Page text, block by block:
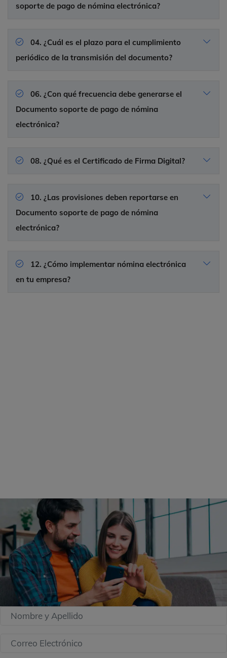
soporte de pago de nómina electrónica?
04. ¿Cuál es el plazo para el cumplimiento
periódico de la transmisión del documento?
06. ¿Con qué frecuencia debe generarse el
Documento soporte de pago de nómina
electrónica?
08. ¿Qué es el Certificado de Firma Digital?
10. ¿Las provisiones deben reportarse en
Documento soporte de pago de nómina
electrónica?
12. ¿Cómo implementar nómina electrónica
en tu empresa?